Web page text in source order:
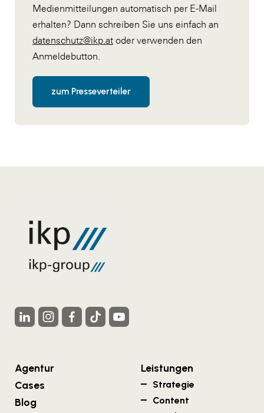
Medienmitteilungen automatisch per E-Mail
erhalten? Dann schreiben Sie uns einfach an
datenschutz@ikp.at oder verwenden den
Anmeldebutton.
zum Presseverteiler
Agentur
Cases
Blog
Leistungen
Strategie
Content